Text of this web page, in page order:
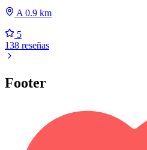
A 0.9 km
5
138 reseñas
Footer